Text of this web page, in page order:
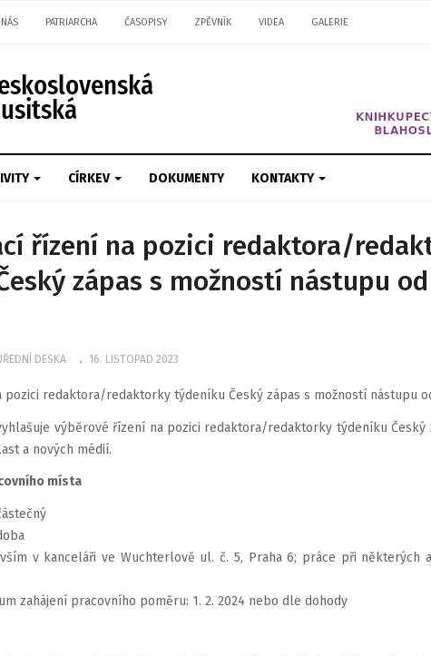
PATRIARCHA ČASOPISY ZPĚVNÍK VIDEA GALERIE
CÍRKEV DOKUMENTY KONTAKTY
řízení na pozici redaktora/
zápas s možností nástupu od
DESKA 16. LISTOPAD 2023
pozici redaktora/redaktorky týdeníku Český zápas s možností nástupu
výběrové řízení na pozici redaktora/redaktorky týdeníku Český
a nových médií.
místa
v kanceláři ve Wuchterlově ul. č. 5, Praha 6; práce při některých
zahájení pracovního poměru: 1. 2. 2024 nebo dle dohody